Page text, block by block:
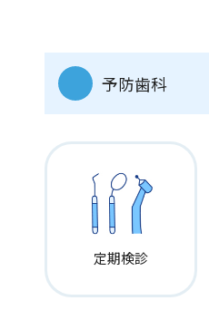
予防歯科
定期検診
完全週休2日制（木、日）、祝日
その他休日
社会保険
健康保険、厚生年金、雇用、労災
講習会費支給
資格取得支援
院内勉強会